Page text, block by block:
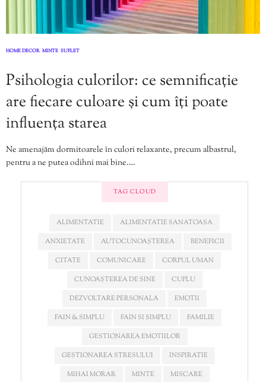
HOME DECOR MINTE SUFLET
Psihologia culorilor: ce semnificație
are fiecare culoare și cum îți poate
influența starea
Ne amenajăm dormitoarele în culori relaxante, precum albastrul,
pentru a ne putea odihni mai bine.…
TAG CLOUD
ALIMENTATIE
ALIMENTATIE SANATOASA
ANXIETATE
AUTOCUNOAȘTEREA
BENEFICII
CITATE
COMUNICARE
CORPUL UMAN
CUNOAȘTEREA DE SINE
CUPLU
DEZVOLTARE PERSONALA
EMOTII
FAIN & SIMPLU
FAIN SI SIMPLU
FAMILIE
GESTIONAREA EMOTIILOR
GESTIONAREA STRESULUI
INSPIRATIE
MIHAI MORAR
MINTE
MISCARE